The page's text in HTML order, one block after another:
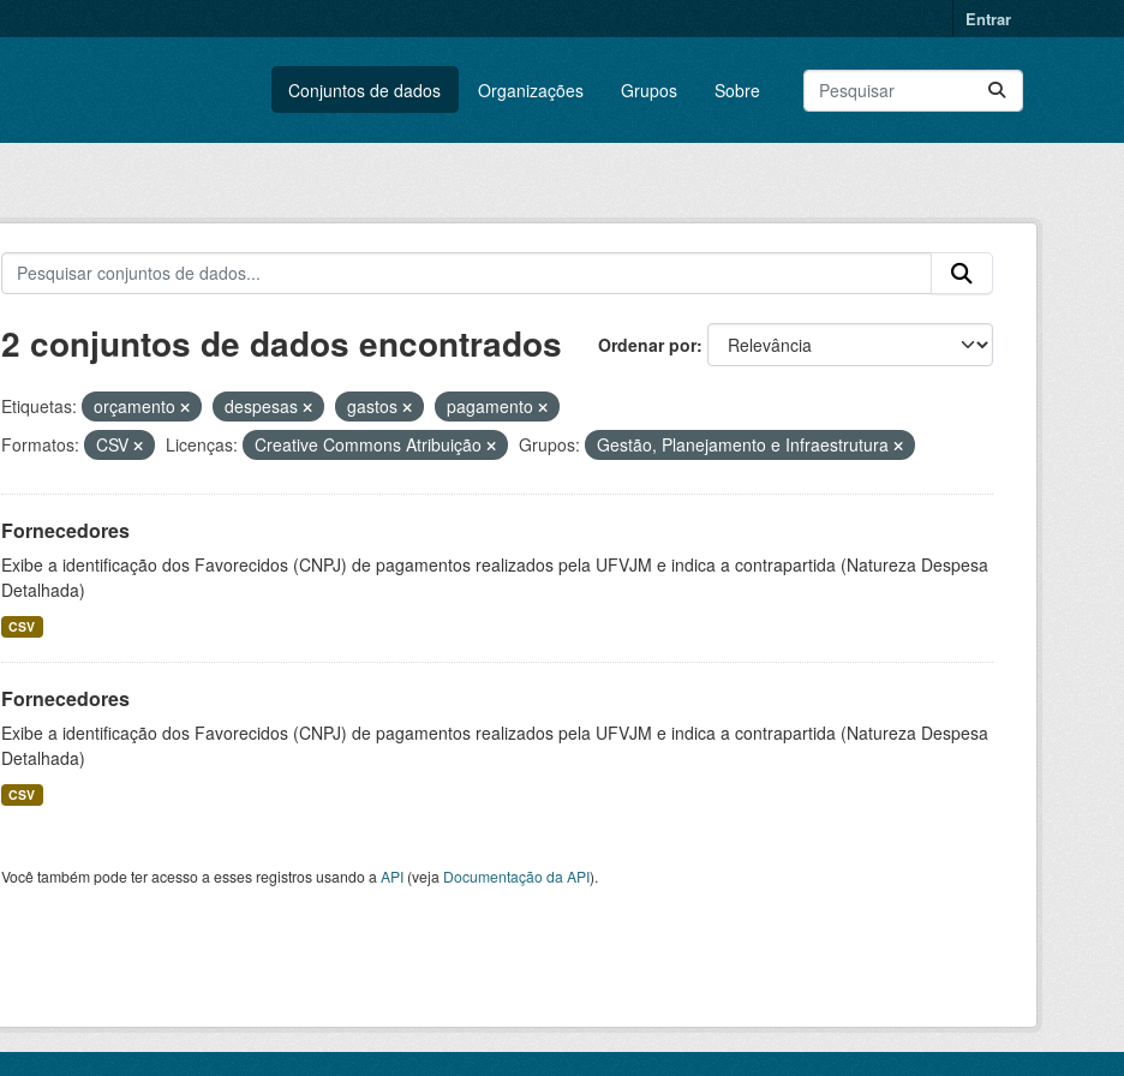
Entrar
Conjuntos de dados Organizações Grupos Sobre
Ordenar por
2 conjuntos de dados encontrados
Etiquetas: orçamento despesas gastos
pagamento
Formatos:
CSV Licenças: Creative Commons Atribuição Grupos: Gestão, Planejamento e Infraestrutura
Fornecedores
Exibe a identificação dos Favorecidos (CNPJ) de pagamentos realizados pela UFVJM e indica a contrapartida (Natureza Despesa
Detalhada)
CSV
Fornecedores
Exibe a identificação dos Favorecidos (CNPJ) de pagamentos realizados pela UFVJM e indica a contrapartida (Natureza Despesa
Detalhada)
CSV
Você também pode ter acesso a esses registros usando a API(veja Documentação da API).